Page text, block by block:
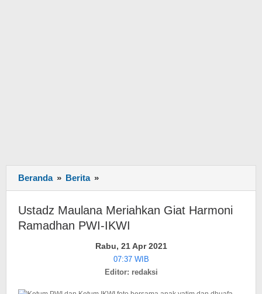
Beranda » Berita »
Maulana
Meriahkan
Giat
Harmoni
Ramadhan
PWI-
IKWI
Ustadz Maulana Meriahkan Giat Harmoni
Ramadhan PWI-IKWI
Rabu, 21 Apr 2021
07:37 WIB
Editor: redaksi